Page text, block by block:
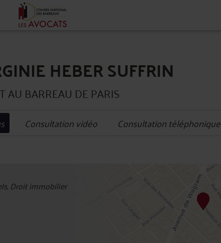
HEBER SUFFRIN
AU BARREAU DE PARIS
Consultation vidéo Consultation téléphonique
Droit immobilier